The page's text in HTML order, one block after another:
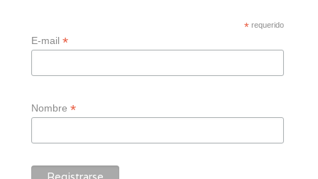
* requerido
E-mail*
Nombre*